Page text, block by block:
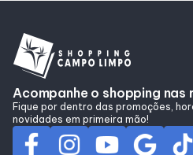
Compre Online
Programa de Benefícios
Acompanhe o shopping nas
Fique por dentro das promoções,
novidades em primeira mão!